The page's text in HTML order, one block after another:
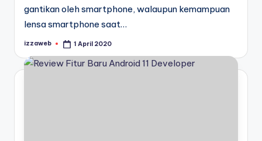
gantikan oleh smartphone, walaupun kemampuan
lensa smartphone saat…
Posted
izzaweb 1 April 2020